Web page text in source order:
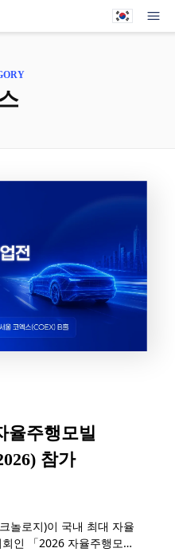
메
율주행모빌
참가
놀로지)이 국내 최대 자율
인 「2026 자율주행모빌